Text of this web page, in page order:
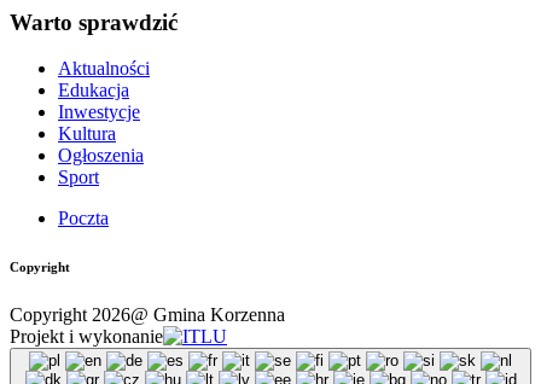
Warto sprawdzić
Aktualności
Edukacja
Inwestycje
Kultura
Ogłoszenia
Sport
Poczta
Copyright
Copyright 2026@ Gmina Korzenna
Projekt i wykonanie